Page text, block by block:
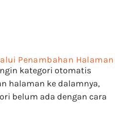
Penambahan Halaman
kategori otomatis
halaman ke dalamnya,
belum ada dengan cara